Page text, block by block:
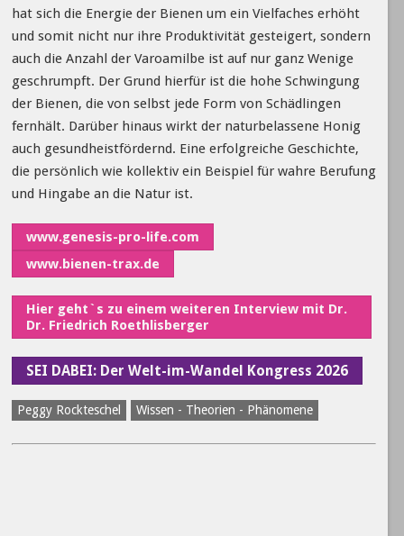
hat sich die Energie der Bienen um ein Vielfaches erhöht
und somit nicht nur ihre Produktivität gesteigert, sondern
auch die Anzahl der Varoamilbe ist auf nur ganz Wenige
geschrumpft. Der Grund hierfür ist die hohe Schwingung
der Bienen, die von selbst jede Form von Schädlingen
fernhält. Darüber hinaus wirkt der naturbelassene Honig
auch gesundheistfördernd. Eine erfolgreiche Geschichte,
die persönlich wie kollektiv ein Beispiel für wahre Berufung
und Hingabe an die Natur ist.
www.genesis-pro-life.com
www.bienen-trax.de
Hier geht`s zu einem weiteren Interview mit Dr.
Dr. Friedrich Roethlisberger
SEI DABEI: Der Welt-im-Wandel Kongress 2026
Peggy Rockteschel Wissen - Theorien - Phänomene